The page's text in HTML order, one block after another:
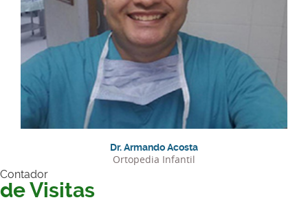
Telefonos:
Dr. Armando Acosta
Ortopedia Infantil
Contador
de Visitas